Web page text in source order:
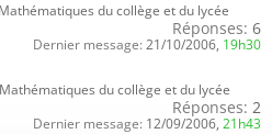
du collège et du lycée
Réponses: 6
Dernier message: 21/10/2006, 19h30
du collège et du lycée
Réponses: 2
Dernier message: 12/09/2006, 21h43